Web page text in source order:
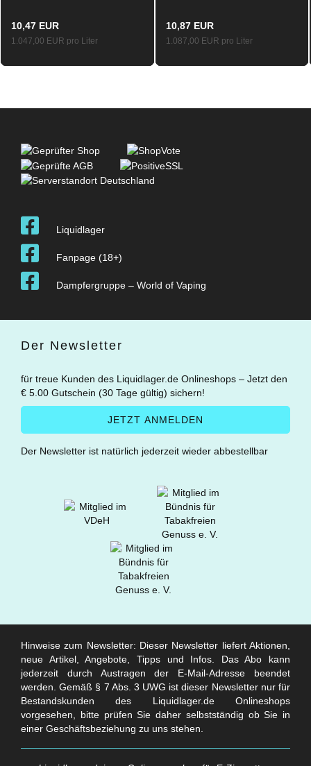
10,47 EUR
1.047,00 EUR pro Liter
10,87 EUR
1.087,00 EUR pro Liter
Liquidlager
Fanpage (18+)
Dampfergruppe – World of Vaping
Der Newsletter
für treue Kunden des Liquidlager.de Onlineshops – Jetzt den
€ 5.00 Gutschein (30 Tage gültig) sichern!
Der Newsletter ist natürlich jederzeit wieder abbestellbar
Hinweise zum Newsletter: Dieser Newsletter liefert Aktionen,
neue Artikel, Angebote, Tipps und Infos. Das Abo kann
jederzeit durch Austragen der E-Mail-Adresse beendet
werden. Gemäß § 7 Abs. 3 UWG ist dieser Newsletter nur für
Bestandskunden des Liquidlager.de Onlineshops
vorgesehen, bitte prüfen Sie daher selbstständig ob Sie in
einer Geschäftsbeziehung zu uns stehen.